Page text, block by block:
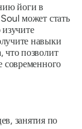
йоги в
может стать
навыки
что позволит
современного
занятия по